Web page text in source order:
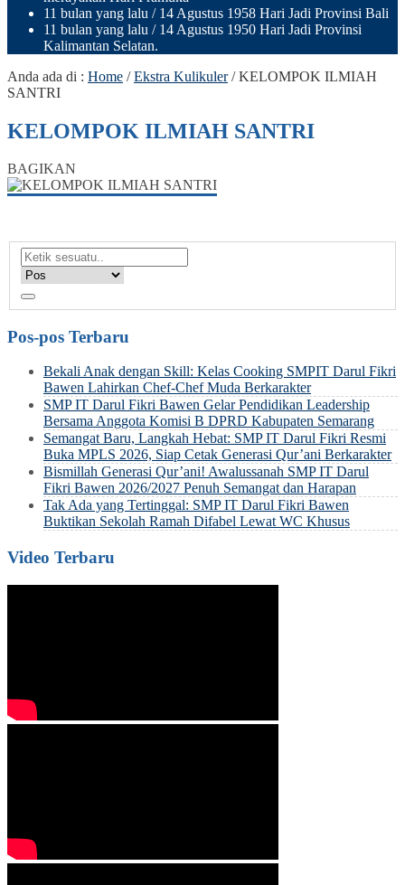
11 bulan yang lalu / 14 Agustus 1958 Hari Jadi Provinsi Bali
11 bulan yang lalu / 14 Agustus 1950 Hari Jadi Provinsi
Kalimantan Selatan.
Anda ada di : Home /Ekstra Kulikuler/KELOMPOK ILMIAH
SANTRI
KELOMPOK ILMIAH SANTRI
BAGIKAN
Pos-pos Terbaru
Bekali Anak dengan Skill: Kelas Cooking SMPIT Darul Fikri
Bawen Lahirkan Chef-Chef Muda Berkarakter
SMP IT Darul Fikri Bawen Gelar Pendidikan Leadership
Bersama Anggota Komisi B DPRD Kabupaten Semarang
Semangat Baru, Langkah Hebat: SMP IT Darul Fikri Resmi
Buka MPLS 2026, Siap Cetak Generasi Qur’ani Berkarakter
Bismillah Generasi Qur’ani! Awalussanah SMP IT Darul
Fikri Bawen 2026/2027 Penuh Semangat dan Harapan
Tak Ada yang Tertinggal: SMP IT Darul Fikri Bawen
Buktikan Sekolah Ramah Difabel Lewat WC Khusus
Video Terbaru